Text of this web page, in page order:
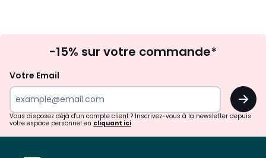
à
newsletter
-15% sur votre commande*
Votre Email
OK
Vous disposez déjà d'un compte client ? Inscrivez-vous à la newsletter depuis
votre espace personnel en cliquant ici